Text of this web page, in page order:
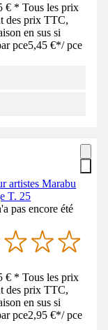
* Tous les prix
des prix TTC,
en sus si
pce5,45 €*/ pce
artistes Marabu
T. 25
pas encore été
* Tous les prix
des prix TTC,
en sus si
pce2,95 €*/ pce